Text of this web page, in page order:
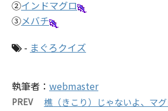
②インドマグロ
③メバチ
- まぐろクイズ
執筆者： webmaster
PREV 樵（きこり）じゃないよ、マグ